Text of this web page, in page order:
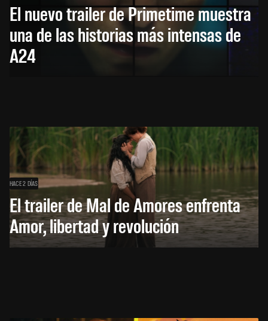
El nuevo trailer de Primetime muestra
una de las historias más intensas de
A24
HACE 2 DÍAS
El trailer de Mal de Amores enfrenta
Amor, libertad y revolución